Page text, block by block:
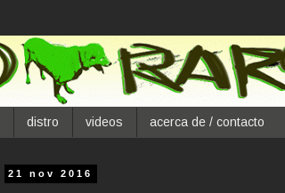
distro videos acerca de / contacto
21 nov 2016